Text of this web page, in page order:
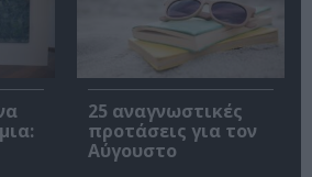
25 αναγνωστικές
προτάσεις για τον
Αύγουστο